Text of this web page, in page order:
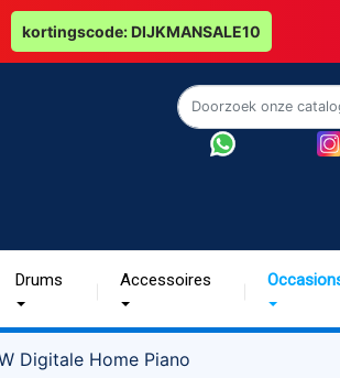
kortingscode: DIJKMANSALE10
Drums Accessoires
Digitale Home Piano